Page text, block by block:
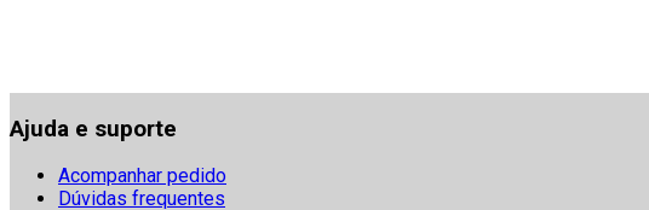
Ajuda e suporte
Acompanhar pedido
Dúvidas frequentes